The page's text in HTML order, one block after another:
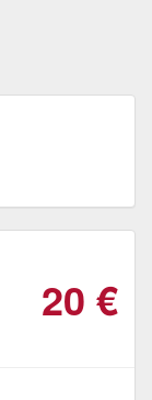
20 €